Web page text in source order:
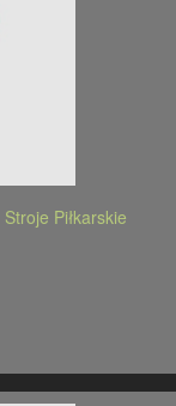
Piłkarskie